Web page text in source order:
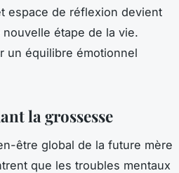
espace de réflexion devient
étape de la vie.
un équilibre émotionnel
la grossesse
être global de la future mère
que les troubles mentaux